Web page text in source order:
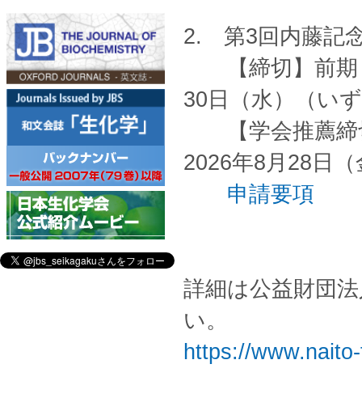
2. 第3回内藤記
【締切】前期
30日（水）（い
【学会推薦締
2026年8月28日
申請要項
詳細は公益財団
い。
https://